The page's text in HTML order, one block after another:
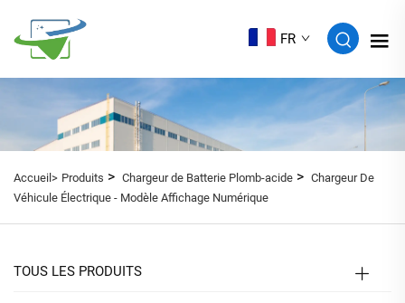
FR
Accueil> Produits > Chargeur de Batterie Plomb-acide > Chargeur De
Véhicule Électrique - Modèle Affichage Numérique
TOUS LES PRODUITS